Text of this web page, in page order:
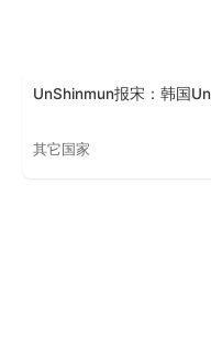
UnShinmun报宋：韩国
其它国家